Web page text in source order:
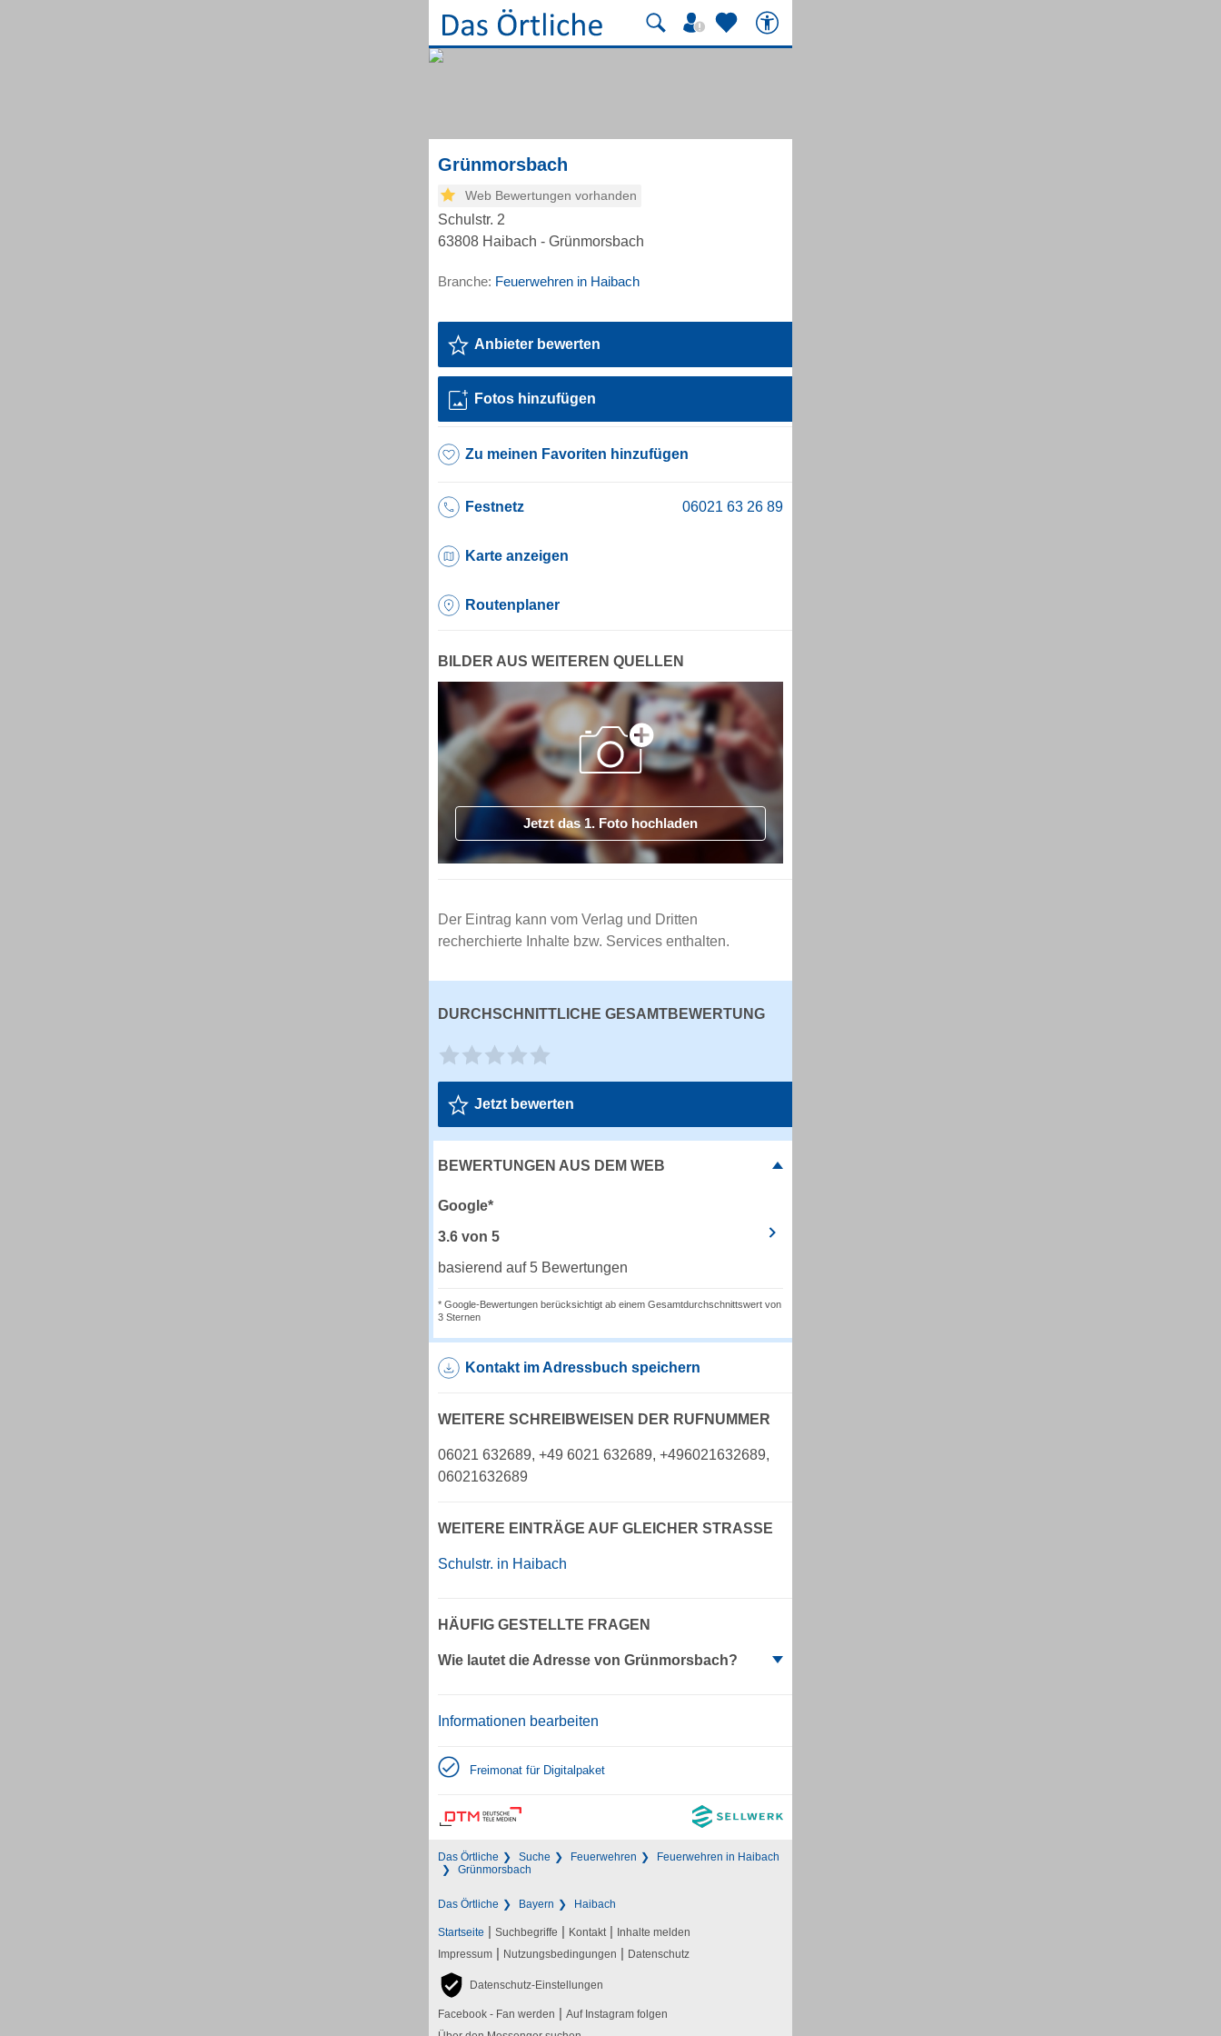
Grünmorsbach
Web Bewertungen vorhanden
Schulstr. 2
63808 Haibach - Grünmorsbach
Branche: Feuerwehren in Haibach
Anbieter bewerten
Fotos hinzufügen
Zu meinen Favoriten hinzufügen
Festnetz
Karte anzeigen
Routenplaner
BILDER AUS WEITEREN QUELLEN
Jetzt das 1. Foto hochladen
Der Eintrag kann vom Verlag und Dritten
recherchierte Inhalte bzw. Services enthalten.
DURCHSCHNITTLICHE GESAMTBEWERTUNG
Jetzt bewerten
BEWERTUNGEN AUS DEM WEB
Google*
3.6 von 5
basierend auf 5 Bewertungen
* Google-Bewertungen berücksichtigt ab einem Gesamtdurchschnittswert von
3 Sternen
Kontakt im Adressbuch speichern
WEITERE SCHREIBWEISEN DER RUFNUMMER
06021 632689, +49 6021 632689, +496021632689,
06021632689
WEITERE EINTRÄGE AUF GLEICHER STRASSE
Schulstr. in Haibach
HÄUFIG GESTELLTE FRAGEN
Wie lautet die Adresse von Grünmorsbach?
Informationen bearbeiten
Freimonat für Digitalpaket
Das Örtliche Suche Feuerwehren
Feuerwehren in Haibach
Grünmorsbach
Das Örtliche Bayern Haibach
Startseite | Suchbegriffe | Kontakt | Inhalte melden
Impressum | Nutzungsbedingungen | Datenschutz
Datenschutz-Einstellungen
Facebook - Fan werden | Auf Instagram folgen